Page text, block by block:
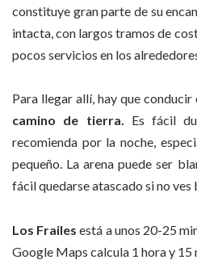
constituye gran parte de su
intacta, con largos tramos de
pocos servicios en los
Para llegar allí, hay que
camino de tierra. Es fácil
recomienda por la noche,
pequeño. La arena puede ser
fácil quedarse atascado si no ves
Los Frailes está a unos 20-25
Google Maps calcula 1 hora y 15